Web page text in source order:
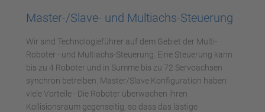
Master-/Slave- und Multiachs-Steuerung
Wir sind Technologieführer auf dem Gebiet der Multi-
Roboter - und Multiachs-Steuerung. Eine Steuerung kann
bis zu 4 Roboter und in Summe bis zu 72 Servoachsen
synchron betreiben. Master/Slave Konfiguration haben
viele Vorteile - Die Roboter überwachen ihren
Kollisionsraum gegenseitig, so dass das lästige